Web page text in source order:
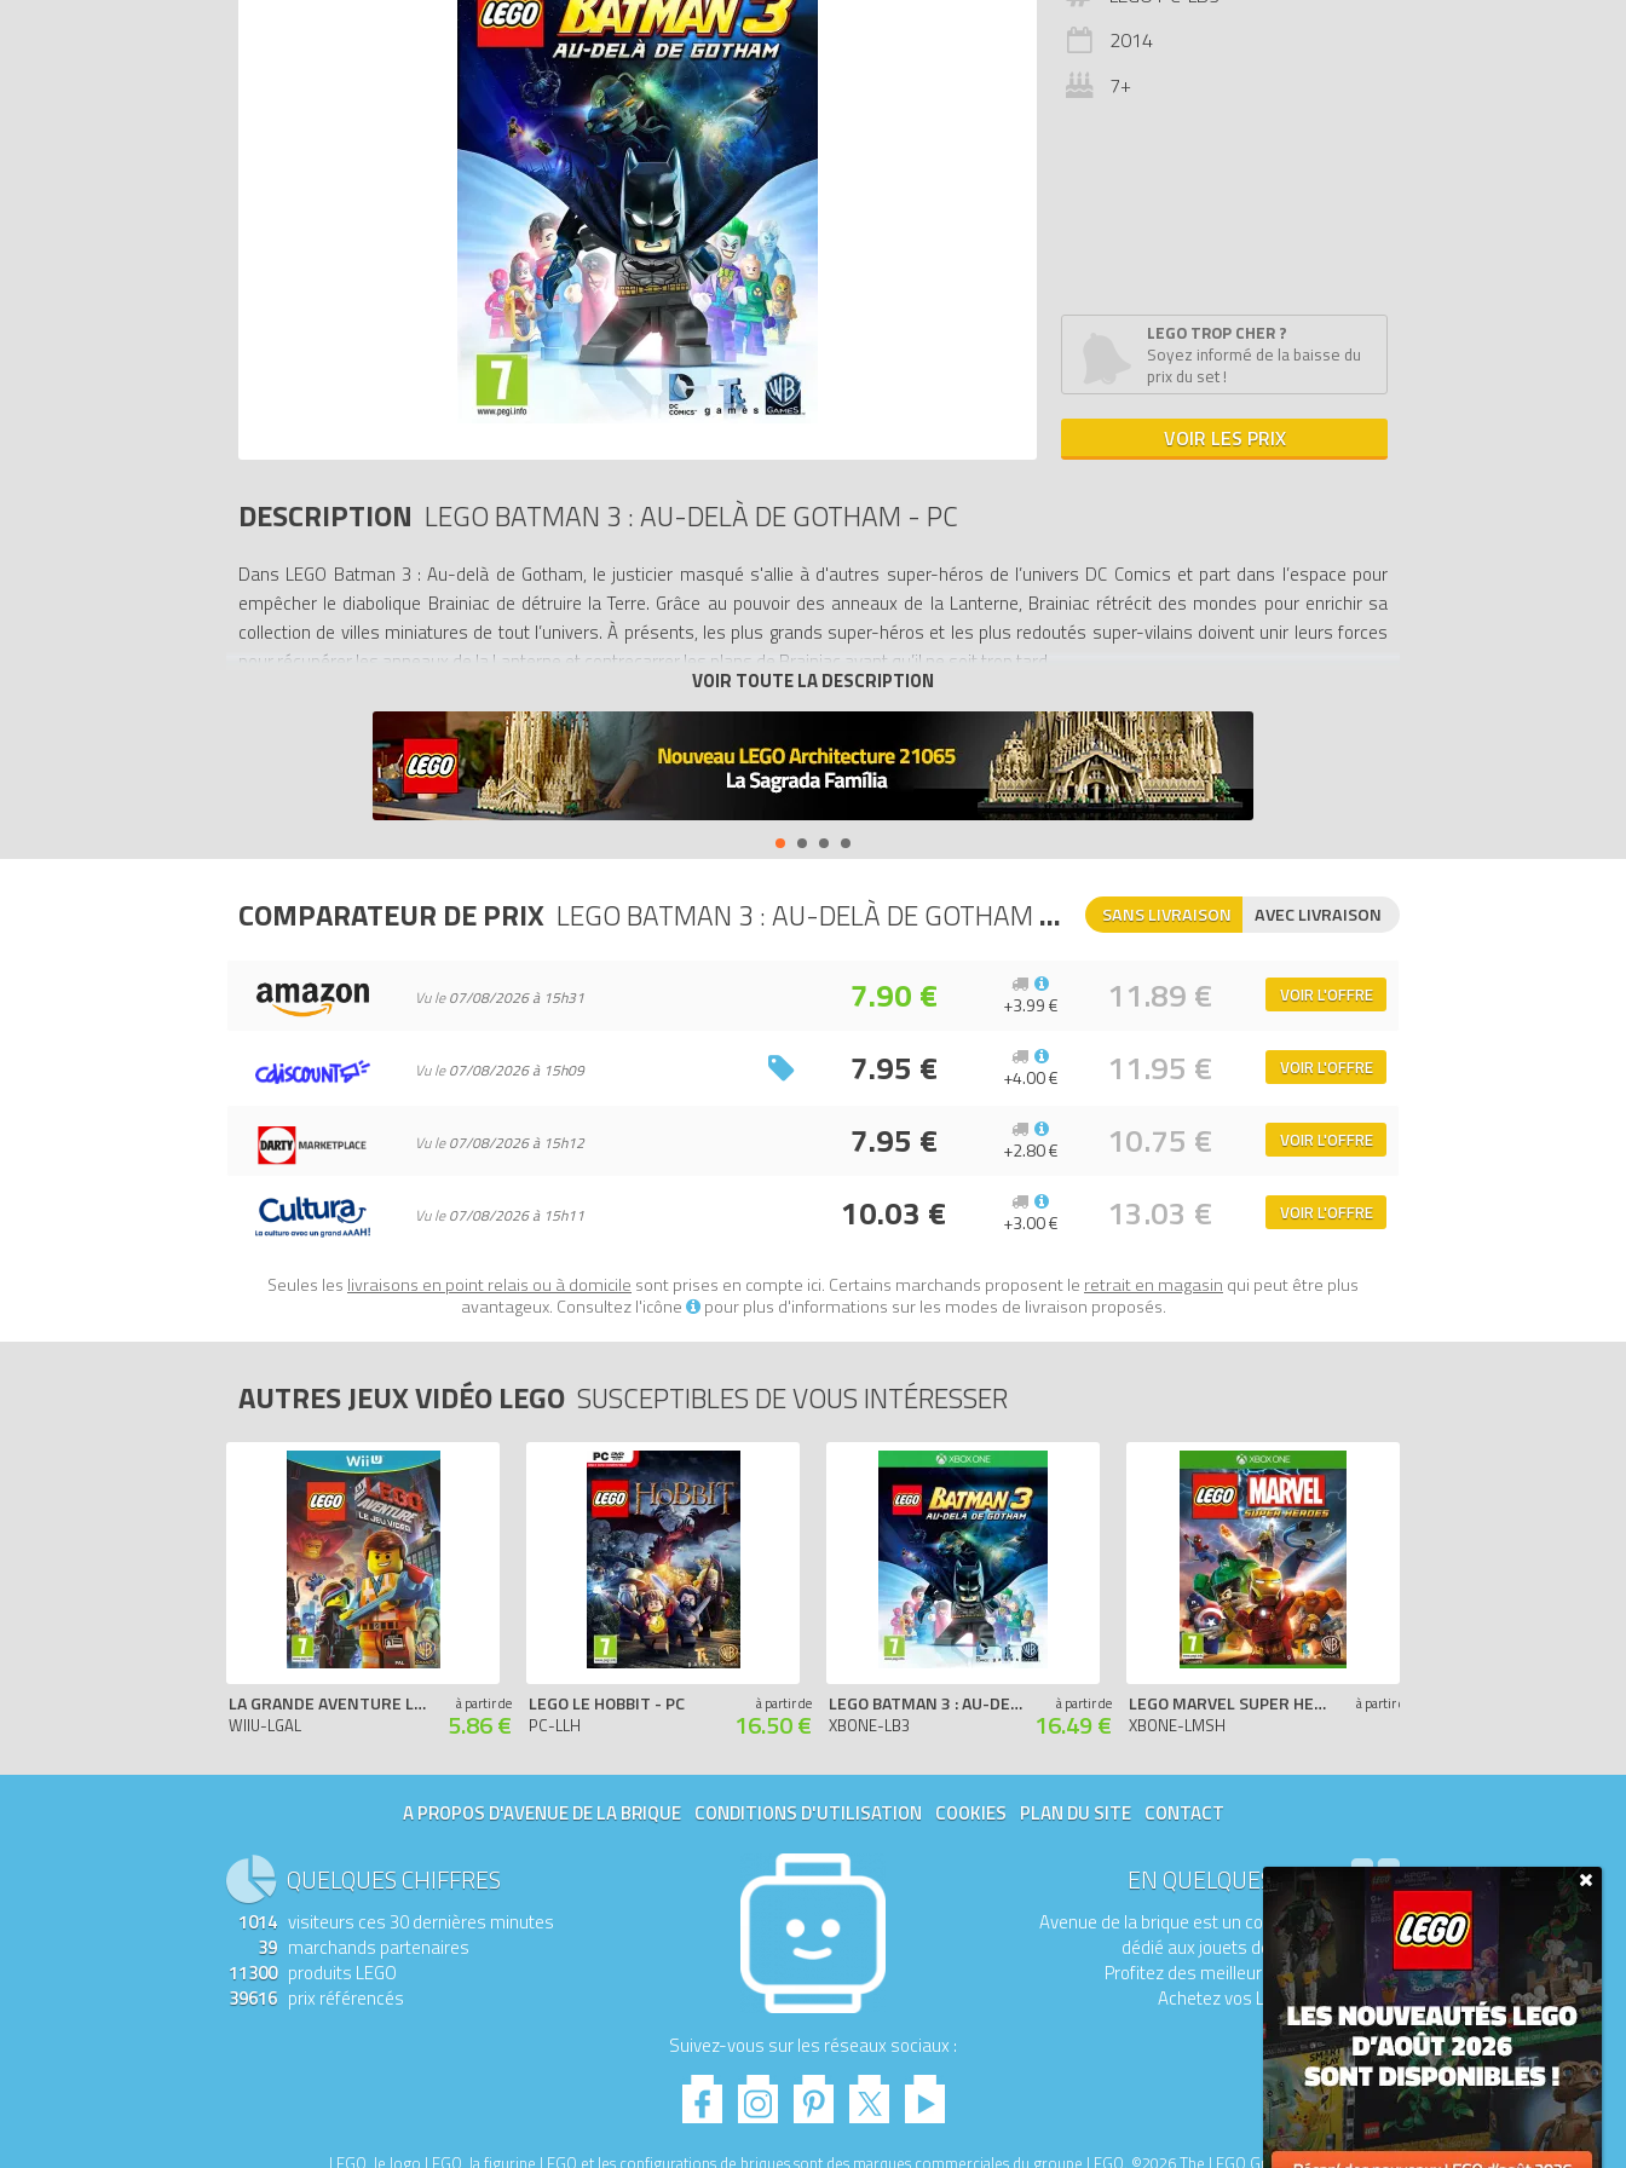
2014
7+
LEGO TROP CHER ?
Soyez informé de la baisse du
prix du set !
VOIR LES PRIX
DESCRIPTION LEGO BATMAN 3 : AU-DELÀ DE GOTHAM - PC
Dans LEGO Batman 3 : Au-delà de Gotham, le justicier masqué s'allie à d'autres super-héros de l’univers DC Comics et part dans l’espace pour
empêcher le diabolique Brainiac de détruire la Terre. Grâce au pouvoir des anneaux de la Lanterne, Brainiac rétrécit des mondes pour enrichir sa
collection de villes miniatures de tout l’univers. À présents, les plus grands super-héros et les plus redoutés super-vilains doivent unir leurs forces
pour récupérer les anneaux de la Lanterne et contrecarrer les plans de Brainiac avant qu’il ne soit trop tard.
géantes telles que Killer Croc et Solomon Grundy, pour ne citer qu’eux. Les fans de tous âges peuvent incarner leurs héros et leurs méchants préférés,
dotés de nouveaux gadgets et de nouvelles capacités. La capacité à contrôler les esprits de Brainiac ou le pouvoir des anneaux de la Lanterne vous
font redécouvrir les personnages sous un jour totalement nouveau.
la Tour de guet de la Ligue des justiciers. Ils peuvent aussi accéder aux modules d’entraînement de Batman sur le bat-ordinateur et participer à des
Codes EAN du LEGO Jeux vidéo PC-LB3 : 5051889486107, 5051888167885.
COMPARATEUR DE PRIX LEGO BATMAN 3 : AU-DELÀ DE GOTHAM - PC SANS LIVRAISON AVEC LIVRAISON
Vu le07/08/2026 à 15h31 7.90 € 11.89 € VOIR L'OFFRE
+3.99 €
Vu le07/08/2026 à 15h09 7.95 € 11.95 € VOIR L'OFFRE
+4.00 €
Vu le07/08/2026 à 15h12 7.95 € 10.75 € VOIR L'OFFRE
+2.80 €
Vu le07/08/2026 à 15h11 10.03 € 13.03 € VOIR L'OFFRE
+3.00 €
Seules les livraisons en point relais ou à domicile sont prises en compte ici. Certains marchands proposent le retrait en magasin qui peut être plus
avantageux. Consultez l'icône
pour plus d'informations sur les modes de livraison proposés.
AUTRES JEUX VIDÉO LEGO SUSCEPTIBLES DE VOUS INTÉRESSER
LA GRANDE AVENTURE LEGO - NINTENDO WII U
WIIU-LGAL
à partir de
5.86 €
LEGO LE HOBBIT - PC
PC-LLH
à partir de
16.50 €
LEGO BATMAN 3 : AU-DELÀ DE GOTHAM - XBOX ONE
XBONE-LB3
à partir de
16.49 €
LEGO MARVEL SUPER HEROES - XBOX ONE
XBONE-LMSH
à partir de
A PROPOS D'AVENUE DE LA BRIQUE CONDITIONS D'UTILISATION COOKIES PLAN DU SITE CONTACT
EN QUELQUES MOTS
Avenue de la brique est un comparateur de prix
dédié aux jouets de la marque LEGO.
Profitez des meilleurs prix du moment.
Achetez vos LEGO moins chers.
QUELQUES CHIFFRES
1014 visiteurs ces 30 dernières minutes
39 marchands partenaires
11300 produits LEGO
39616 prix référencés
Suivez-vous sur les réseaux sociaux :
LEGO, le logo LEGO, la figurine LEGO et les configurations de briques sont des marques commerciales du groupe LEGO. ©2026 The LEGO Group.